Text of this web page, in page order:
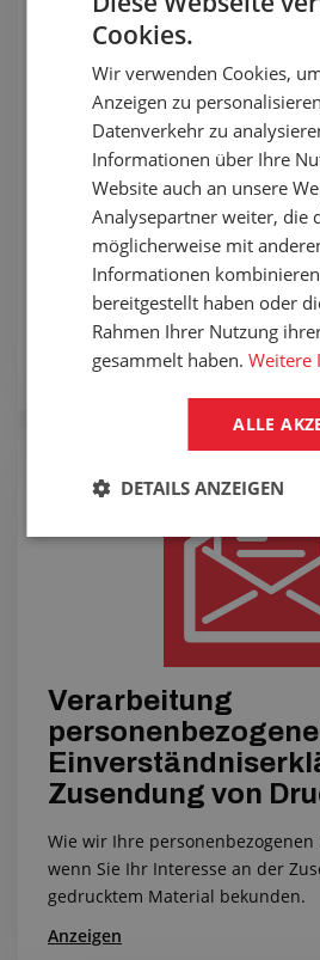
Verarbeitung
Informationen über die
personenbezogener Daten im
Interessenbekundungen an einer
oder dem Abschluss eines
Anzeigen
Verarbeitung
Zusendung von
Wie wir Ihre
wenn Sie Ihr Interesse an der
gedrucktem Material bekunden.
Anzeigen
Cookies.
Wir verwenden Cookies,
Anzeigen zu
Datenverkehr zu
Informationen über Ihre
Website auch an unsere
Analysepartner weiter, die
möglicherweise mit
Informationen
bereitgestellt haben oder
Rahmen Ihrer Nutzung
gesammelt haben.Weitere
ALLE
DETAILS ANZEIGEN